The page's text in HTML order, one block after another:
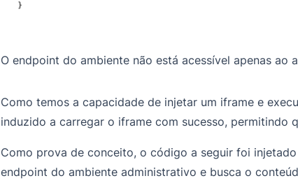
O endpoint do ambiente não está acessível apenas ao
Como temos a capacidade de injetar um iframe e
induzido a carregar o iframe com sucesso, permitindo
Como prova de conceito, o código a seguir foi
endpoint do ambiente administrativo e busca o